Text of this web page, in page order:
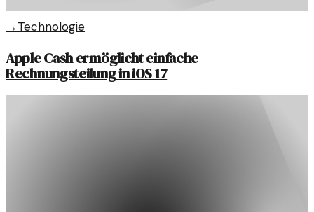
→Technologie
Apple Cash ermöglicht einfache
Rechnungsteilung in iOS 17